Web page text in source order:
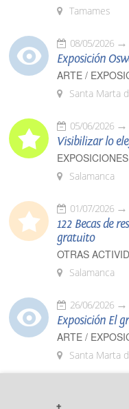
Tamames
08/05/2026
Exposición
ARTE /
Santa Marta
05/06/2026
Visibilizar lo
EXPOSICIONES
Salamanca
01/07/2026
122 Becas de
gratuito
OTRAS
Salamanca
26/06/2026
Exposición El
ARTE /
Santa Marta